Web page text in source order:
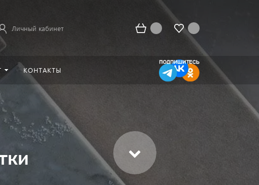
Личный кабинет
КОНТАКТЫ